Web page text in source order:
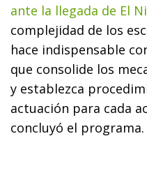
ante la llegada de El
complejidad de los
hace indispensable
que consolide los
y establezca
actuación para cada
concluyó el programa.